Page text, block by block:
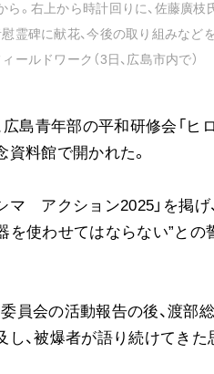
革命』『人間革命』
版］
soka
Soka
SGIピース
ご意見
。右上から時計回りに、佐藤廣枝
霊碑に献花、今後の取り組みなど
ールドワーク（3日、広島市内で）
広島青年部の平和研修会「
資料館で開かれた。
マ アクション2025」を掲
を使わせてはならない”と
員会の活動報告の後、渡部
、被爆者が語り続けてき